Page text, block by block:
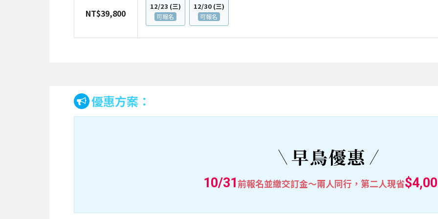
優惠方案：
早鳥優惠
10/31前報名並繳交訂金～兩人同行，第二人現省
NT$39,800
12/23 (三)
可報名
12/30 (三)
可報名